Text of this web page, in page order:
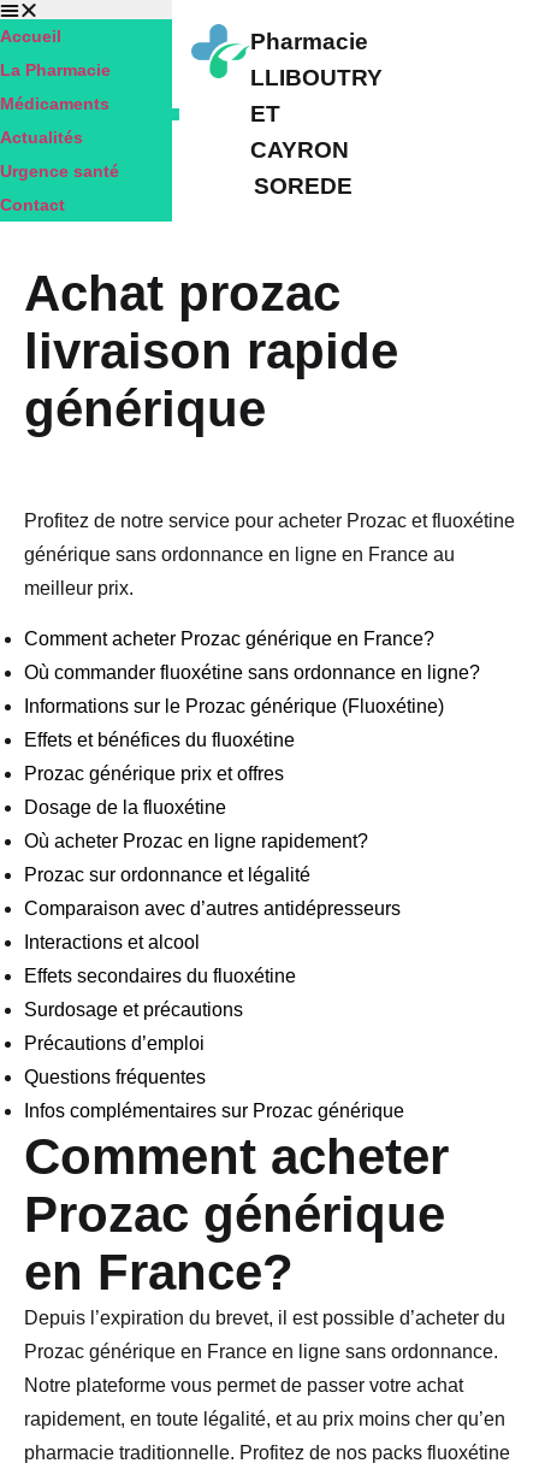
Pharmacie
LLIBOUTRY
ET
CAYRON
SOREDE
Accueil
La Pharmacie
Médicaments
Actualités
Urgence santé
Contact
Achat prozac
livraison rapide
générique
Profitez de notre service pour acheter Prozac et fluoxétine
générique sans ordonnance en ligne en France au
meilleur prix.
Comment acheter Prozac générique en France?
Où commander fluoxétine sans ordonnance en ligne?
Informations sur le Prozac générique (Fluoxétine)
Effets et bénéfices du fluoxétine
Prozac générique prix et offres
Dosage de la fluoxétine
Où acheter Prozac en ligne rapidement?
Prozac sur ordonnance et légalité
Comparaison avec d’autres antidépresseurs
Interactions et alcool
Effets secondaires du fluoxétine
Surdosage et précautions
Précautions d’emploi
Questions fréquentes
Infos complémentaires sur Prozac générique
Comment acheter
Prozac générique
en France?
Depuis l’expiration du brevet, il est possible d’acheter du
Prozac générique en France en ligne sans ordonnance.
Notre plateforme vous permet de passer votre achat
rapidement, en toute légalité, et au prix moins cher qu’en
pharmacie traditionnelle. Profitez de nos packs fluoxétine